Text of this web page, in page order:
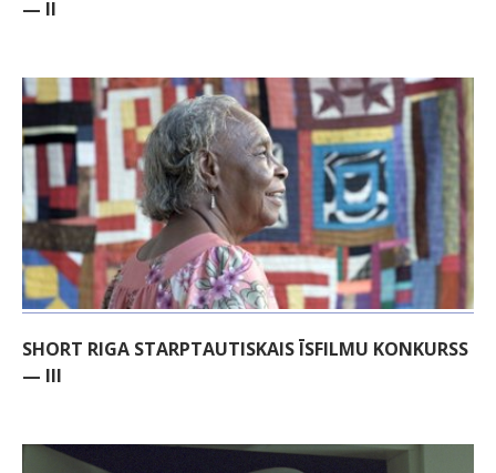
— II
SHORT RIGA STARPTAUTISKAIS ĪSFILMU KONKURSS
— III